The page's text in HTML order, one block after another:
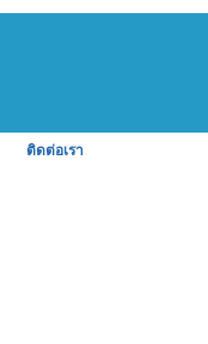
ติดต่อเรา